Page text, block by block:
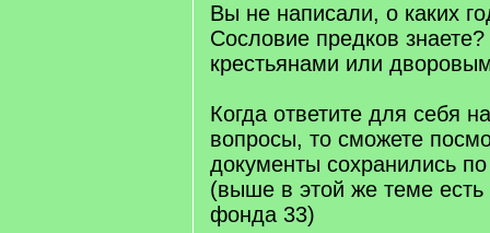
Вы не написали, о каких
Сословие предков
крестьянами или
Когда ответите для себя
вопросы, то сможете
документы сохранились
(выше в этой же теме есть
фонда 33)